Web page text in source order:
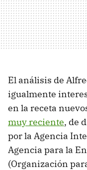
El análisis de
igualmente
en la receta
muy reciente, de
por la Agencia
Agencia para la
(Organización